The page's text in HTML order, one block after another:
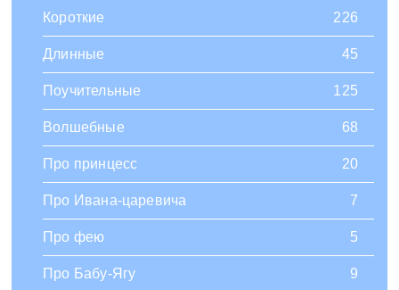
Короткие 226
Длинные 45
Поучительные 125
Волшебные 68
Про принцесс 20
Про Ивана-царевича 7
Про фею 5
Про Бабу-Ягу 9